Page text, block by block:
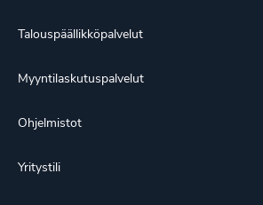
Talouspäällikköpalvelut
Myyntilaskutuspalvelut
Ohjelmistot
Yritystili